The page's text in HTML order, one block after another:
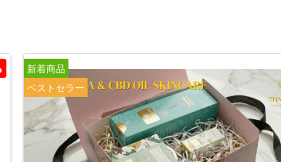
新着商品
ベストセラー